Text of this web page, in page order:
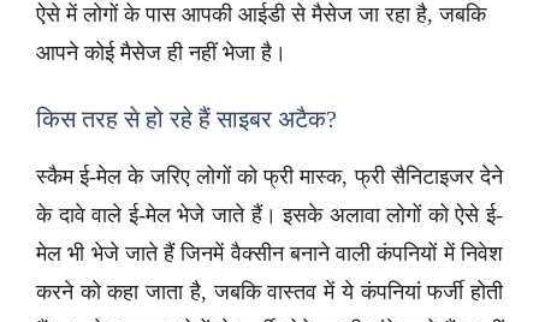
ऐसे में लोगों के पास आपकी आईडी से मैसेज जा रहा है, जबकि
आपने कोई मैसेज ही नहीं भेजा है।
किस तरह से हो रहे हैं साइबर अटैक?
स्कैम ई-मेल के जरिए लोगों को फ्री मास्क, फ्री सैनिटाइजर देने
के दावे वाले ई-मेल भेजे जाते हैं। इसके अलावा लोगों को ऐसे ई-
मेल भी भेजे जाते हैं जिनमें वैक्सीन बनाने वाली कंपनियों में निवेश
करने को कहा जाता है, जबकि वास्तव में ये कंपनियां फर्जी होती